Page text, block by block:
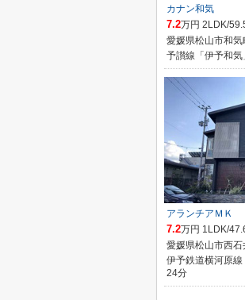
カナン和気
7.2万円 2LDK/
愛媛県松山市和気
予讃線「伊予和
アランチアＭＫ
7.2万円 1LDK/
愛媛県松山市西石
伊予鉄道横河原
24分